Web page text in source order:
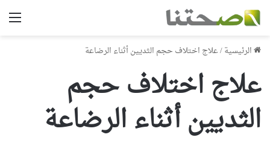
الرئيسية/علاج اختلاف حجم الثديين أثناء الرضاعة
علاج اختلاف حجم
الثديين أثناء الرضاعة